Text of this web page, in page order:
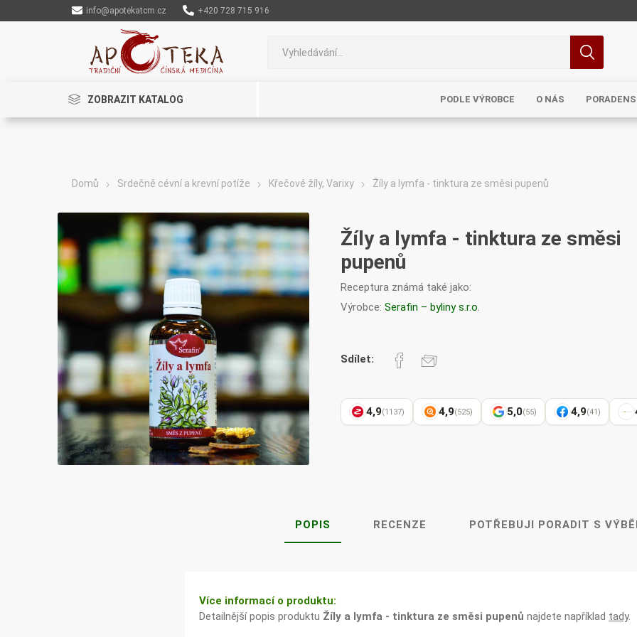
info@apotekatcm.cz +420 728 715 916
ZOBRAZIT KATALOG PODLE VÝROBCE
Cannaderm Henep Organic India
Royal
Dědek
Bylinky TČM
G&G
Vitamins
Ecce Vita
s.r.o.
Lavylites
Bylinné
kapky
Lakshmi-
Narayan
Korejský
ženšen
O NÁS
Domů Srdečně cévní a krevní potíže Křečové žíly, Varixy Žíly a lymfa - tinktura ze směsi pupenů
Žíly a lymfa - tinktura ze směsi
pupenů
Receptura známá také jako:
Výrobce: Serafin – byliny s.r.o.
Sdílet:
4,9(1137) 4,9(525) 5,0(55) 4,9(41)
POPIS RECENZE POTŘEBUJI PORADIT S
Více informací o produktu:
Detailnější popis produktu Žíly a lymfa - tinktura ze směsi pupenů najdete například tady.